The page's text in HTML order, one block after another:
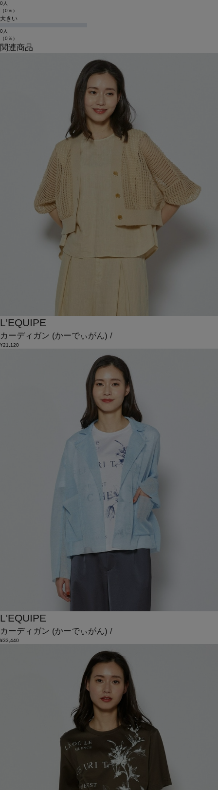
0人
（0％）
大きい
0人
（0％）
関連商品
L'EQUIPE
カーディガン (かーでぃがん) /
¥21,120
L'EQUIPE
カーディガン (かーでぃがん) /
¥33,440